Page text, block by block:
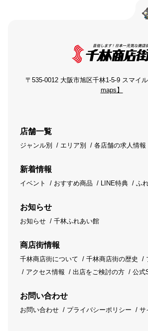
〒535-0012 大阪市旭区千林1-5-9 スマイ
maps】
店舗一覧
ジャンル別 エリア別 各店舗の求人情報
新着情報
イベント おすすめ商品 LINE特典 ふ
お知らせ
お知らせ 千林ふれあい館
商店街情報
千林商店街について 千林商店街の歴史
アクセス情報
出店をご検討の方 公式
お問い合わせ
お問い合わせ プライバシーポリシー サ